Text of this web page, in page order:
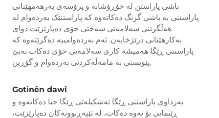
باشی پاراستن لە خۆڕۆشانە و پرۆسەی بەرھەمھێنانی
پاراستنی بە باشی گرنگ دەکاتەوە کە پاراستنێک بەردەوام لە
هەڵگرتنی سەلامەتی سەختی خۆی دەپارێزێت دوای
بەکارھێنانی درێژخایەن. ئەم بەردەوامییە دەگرێتەوە کە
پاراستنی ڕێگا ھەمیشە کاری سەلامەتی خۆی دەکات بەبێ
پێویستی بە مامەڵەکردنی بەردەوام و گۆڕین.
Gotinên dawî
پەرداوی پاراستنی ڕێگا تەشکیلەتی ڕێگا جیا دەکاتەوە و
ڕێنمایی بۆ ئەوە دەکات، لە تێپەڕبوونەکان دەپارێزێت،